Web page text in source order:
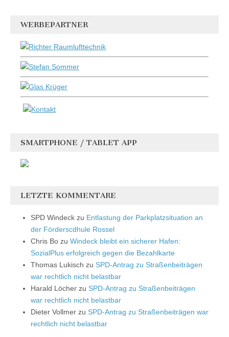
WERBEPARTNER
SMARTPHONE / TABLET APP
LETZTE KOMMENTARE
SPD Windeck zu Entlastung der Parkplatzsituation an
der Förderscdhule Rossel
Chris Bo zu Windeck bleibt ein sicherer Hafen:
SozialPlus erfolgreich gegen die Bezahlkarte
Thomas Lukisch zu SPD-Antrag zu Straßenbeiträgen
war rechtlich nicht belastbar
Harald Löcher zu SPD-Antrag zu Straßenbeiträgen
war rechtlich nicht belastbar
Dieter Vollmer zu SPD-Antrag zu Straßenbeiträgen war
rechtlich nicht belastbar